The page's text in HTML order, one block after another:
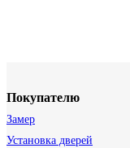
Покупателю
Замер
Установка дверей